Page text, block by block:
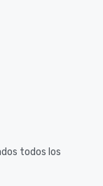
todos los